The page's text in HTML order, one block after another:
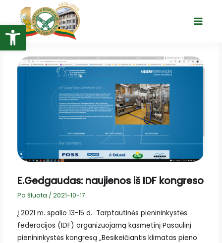
Open toolbar
turinio
Main
E.Gedgaudas: naujienos iš IDF kongreso
Po šluota / 2021-10-17
Į 2021 m. spalio 13-15 d. Tarptautinės pienininkystės
federacijos (IDF) organizuojamą kasmetinį Pasaulinį
pienininkystės kongresą „Besikeičiantis klimatas pieno